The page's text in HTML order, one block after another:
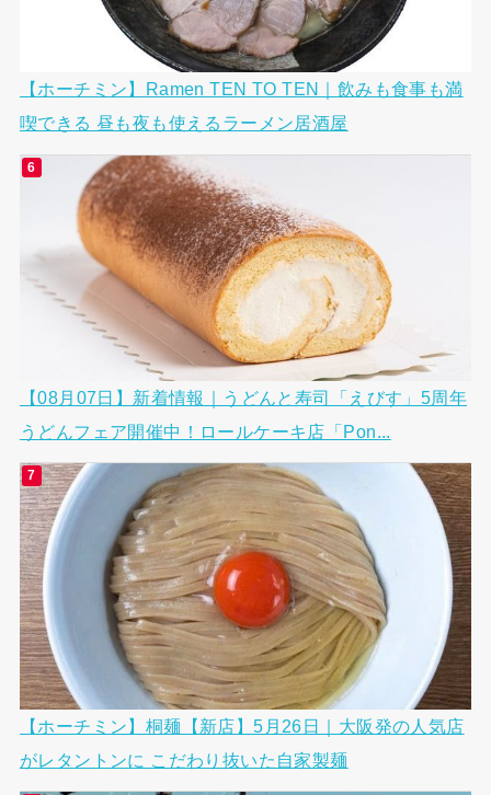
【ホーチミン】Ramen TEN TO TEN｜飲みも食事も満
喫できる 昼も夜も使えるラーメン居酒屋
【08月07日】新着情報｜うどんと寿司「えびす」5周年
うどんフェア開催中！ロールケーキ店「Pon...
【ホーチミン】桐麺【新店】5月26日｜大阪発の人気店
がレタントンに こだわり抜いた自家製麺